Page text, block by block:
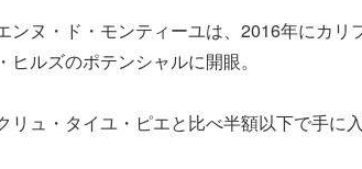
ンヌ・ド・モンティーユは、2016年にカリ
ルズのポテンシャルに開眼。
リュ・タイユ・ピエと比べ半額以下で手に